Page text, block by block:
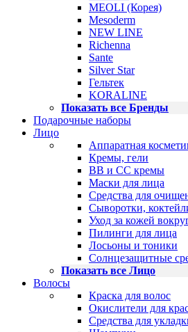
MEOLI (Корея)
Mesoderm
NEW LINE
Richenna
Sante
Silver Star
Гельтек
KORALINE
Показать все Бренды
Подарочные наборы
Лицо
Аппаратная
Кремы, гели
BB и CC кремы
Маски для лица
Средства для
Сыворотки,
Уход за кожей
Пилинги для лица
Лосьоны и тоники
Солнцезащитные
Показать все Лицо
Волосы
Краска для волос
Окислители для
Средства для